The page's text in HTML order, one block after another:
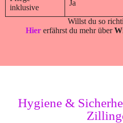
inklusive
Ja
Willst du so
Hiererfährst du mehr über
Hygiene &